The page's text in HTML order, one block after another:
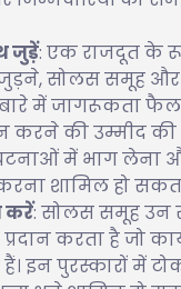
जुड़ें: एक राजदूत के
सोलस समूह
में जागरूकता
करने की उम्मीद
में भाग लेना
शामिल हो
करें: सोलस समूह उन
करता है जो
इन पुरस्कारों में